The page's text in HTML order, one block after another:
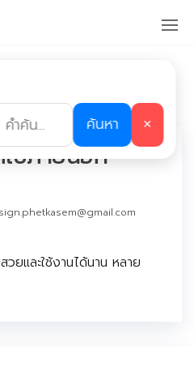
ค้นหา
✕
ช้ภายนอก
sign.phetkasem@gmail.com
ยและใช้งานได้นาน หลาย